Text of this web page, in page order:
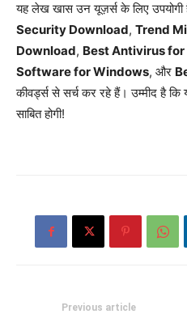
यह लेख खास उन यूज़र्स के लिए उपयोगी
Security Download, Trend
Download, Best Antivirus
Software for Windows, और
कीवर्ड्स से सर्च कर रहे हैं। उम्मीद है
साबित होगी!
Previous article